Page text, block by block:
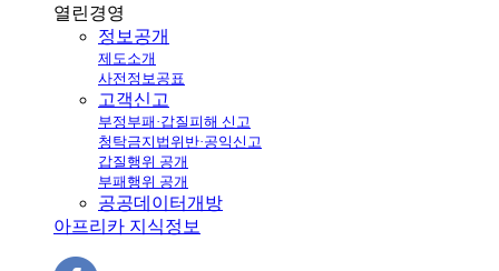
열린경영
정보공개
제도소개
사전정보공표
고객신고
부정부패·갑질피해 신고
청탁금지법위반·공익신고
갑질행위 공개
부패행위 공개
공공데이터개방
아프리카 지식정보